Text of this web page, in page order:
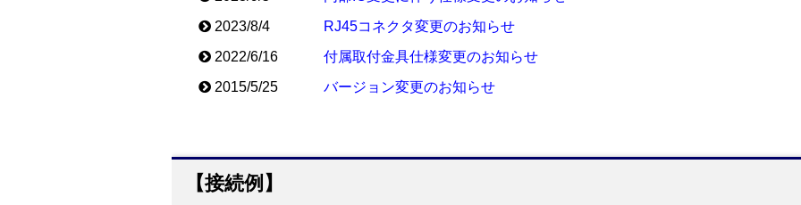
2023/8/4
RJ45コネクタ変更のお知らせ
2022/6/16
付属取付金具仕様変更のお知らせ
2015/5/25
バージョン変更のお知らせ
【接続例】